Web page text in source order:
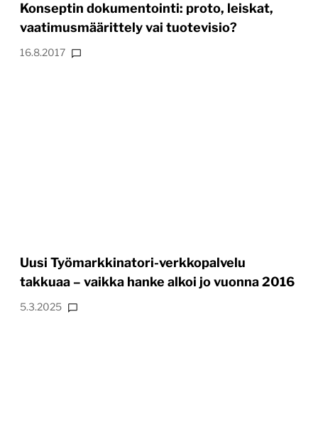
Konseptin dokumentointi: proto, leiskat,
vaatimusmäärittely vai tuotevisio?
16.8.2017
Uusi Työmarkkinatori-verkkopalvelu
takkuaa – vaikka hanke alkoi jo vuonna 2016
5.3.2025